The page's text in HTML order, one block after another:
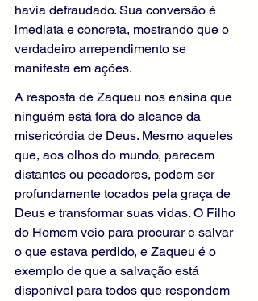
havia defraudado. Sua conversão é
imediata e concreta, mostrando que o
verdadeiro arrependimento se
manifesta em ações.
A resposta de Zaqueu nos ensina que
ninguém está fora do alcance da
misericórdia de Deus. Mesmo aqueles
que, aos olhos do mundo, parecem
distantes ou pecadores, podem ser
profundamente tocados pela graça de
Deus e transformar suas vidas. O Filho
do Homem veio para procurar e salvar
o que estava perdido, e Zaqueu é o
exemplo de que a salvação está
disponível para todos que respondem